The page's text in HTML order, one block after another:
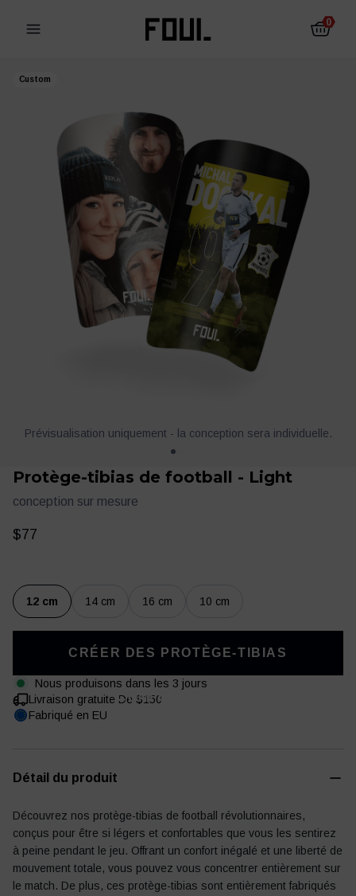
0
Les protections pour le
football
Chaussettes
antidérapantes
Journal de football Autres
Prévisualisation uniquement - la conception sera individuelle.
Custom
Protège-tibias de football - Light
conception sur mesure
$77
12 cm 14 cm 16 cm 10 cm
CRÉER DES PROTÈGE-TIBIAS
CONFORTABLES
Nous produisons dans les 3 jours
Livraison gratuite De $150
Fabriqué en EU
Détail du produit
Découvrez nos protège-tibias de football révolutionnaires,
conçus pour être si légers et confortables que vous les sentirez
à peine pendant le jeu. Offrant un confort inégalé et une liberté de
mouvement totale, vous pouvez vous concentrer entièrement sur
le match. De plus, ces protège-tibias sont entièrement fabriqués